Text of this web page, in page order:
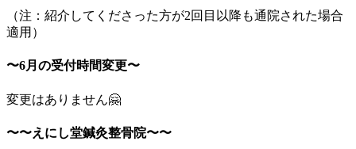
（注：紹介してくださった方が2回目以降も通院された場合
適用）
〜6月の受付時間変更〜
変更はありません🤗
〜〜えにし堂鍼灸整骨院〜〜